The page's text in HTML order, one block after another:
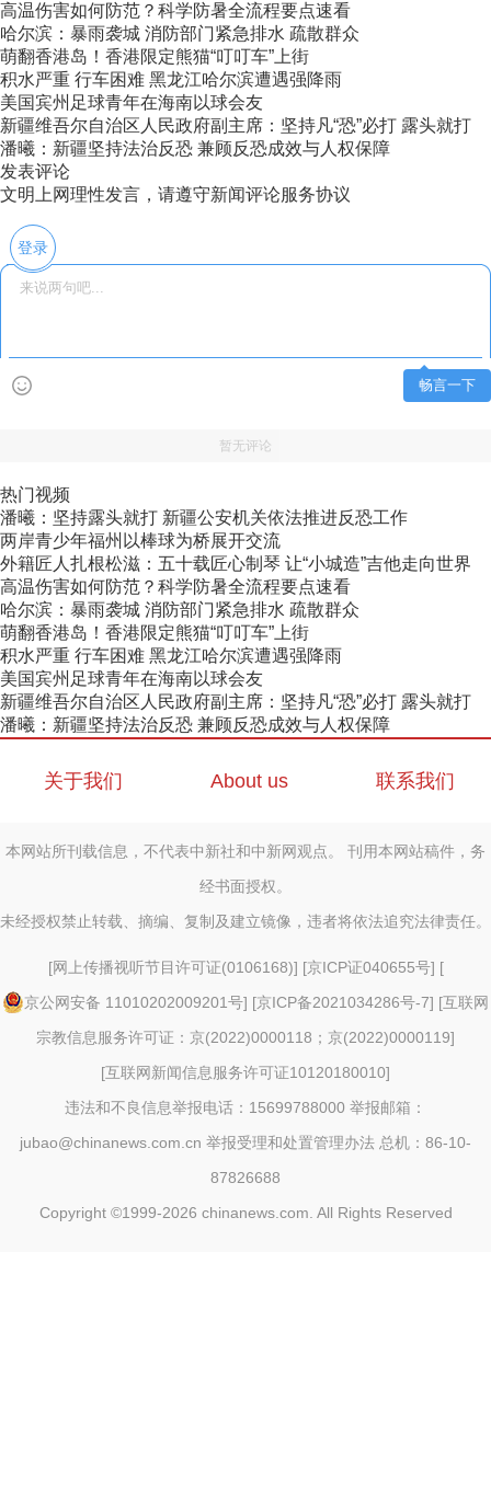
高温伤害如何防范？科学防暑全流程要点速看
哈尔滨：暴雨袭城 消防部门紧急排水 疏散群众
萌翻香港岛！香港限定熊猫“叮叮车”上街
积水严重 行车困难 黑龙江哈尔滨遭遇强降雨
美国宾州足球青年在海南以球会友
新疆维吾尔自治区人民政府副主席：坚持凡“恐”必打 露头就打
潘曦：新疆坚持法治反恐 兼顾反恐成效与人权保障
发表评论
文明上网理性发言，请遵守新闻评论服务协议
登录
畅言一下
暂无评论
热门视频
潘曦：坚持露头就打 新疆公安机关依法推进反恐工作
两岸青少年福州以棒球为桥展开交流
外籍匠人扎根松滋：五十载匠心制琴 让“小城造”吉他走向世界
高温伤害如何防范？科学防暑全流程要点速看
哈尔滨：暴雨袭城 消防部门紧急排水 疏散群众
萌翻香港岛！香港限定熊猫“叮叮车”上街
积水严重 行车困难 黑龙江哈尔滨遭遇强降雨
美国宾州足球青年在海南以球会友
新疆维吾尔自治区人民政府副主席：坚持凡“恐”必打 露头就打
潘曦：新疆坚持法治反恐 兼顾反恐成效与人权保障
关于我们 About us 联系我们
本网站所刊载信息，不代表中新社和中新网观点。 刊用本网站稿件，务
经书面授权。
未经授权禁止转载、摘编、复制及建立镜像，违者将依法追究法律责任。
[网上传播视听节目许可证(0106168)] [京ICP证040655号] [
京公网安备 11010202009201号] [京ICP备2021034286号-7] [互联网
宗教信息服务许可证：京(2022)0000118；京(2022)0000119]
[互联网新闻信息服务许可证10120180010]
违法和不良信息举报电话：15699788000 举报邮箱：
jubao@chinanews.com.cn 举报受理和处置管理办法 总机：86-10-
87826688
Copyright ©1999-2026 chinanews.com. All Rights Reserved